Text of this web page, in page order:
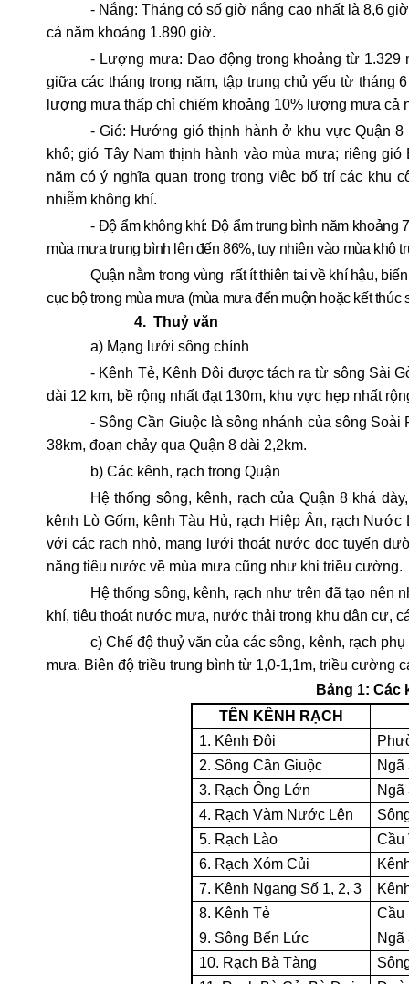
- Nắng: Tháng có số giờ nắng cao nhất là 8,6
cả năm khoảng 1.890 giờ.
- Lượng mưa: Dao động trong khoảng từ 1.329
giữa các tháng trong năm, tập trung chủ yếu từ tháng
lượng mưa thấp chỉ chiếm khoảng 10% lượng mưa cả
- Gió: Hướng gió thịnh hành ở khu vực Quận
khô; gió Tây Nam thịnh hành vào mùa mưa; riêng
năm có ý nghĩa quan trọng trong việc bố trí các khu
nhiễm không khí.
- Độ ẩm không khí: Độ ẩm trung bình năm khoảng
mùa mưa trung bình lên đến 86%, tuy nhiên vào mùa khô
Quận nằm trong vùng rất ít thiên tai về khí hậu,
cục bộ trong mùa mưa (mùa mưa đến muộn hoặc kết
4. Thuỷ văn
a) Mạng lưới sông chính
- Kênh Tẻ, Kênh Đôi được tách ra từ sông Sài
dài 12 km, bề rộng nhất đạt 130m, khu vực hẹp nhất
- Sông Cần Giuộc là sông nhánh của sông
38km, đoạn chảy qua Quận 8 dài 2,2km.
b) Các kênh, rạch trong Quận
Hệ thống sông, kênh, rạch của Quận 8 khá
kênh Lò Gốm, kênh Tàu Hủ, rạch Hiệp Ân, rạch
với các rạch nhỏ, mạng lưới thoát nước dọc tuyến
năng tiêu nước về mùa mưa cũng như khi triều cường.
Hệ thống sông, kênh, rạch như trên đã tạo nên
khí, tiêu thoát nước mưa, nước thải trong khu dân cư,
c) Chế độ thuỷ văn của các sông, kênh, rạch
mưa. Biên độ triều trung bình từ 1,0-1,1m, triều cường
Bảng 1: Các
TÊN KÊNH RẠCH
1. Kênh Đôi
2. Sông Cần Giuộc
Ngã
3. Rạch Ông Lớn
Ngã
4. Rạch Vàm Nước Lên
5. Rạch Lào
Cầu
6. Rạch Xóm Củi
7. Kênh Ngang Số 1, 2, 3
8. Kênh Tẻ
Cầu
9. Sông Bến Lức
Ngã
10. Rạch Bà Tàng